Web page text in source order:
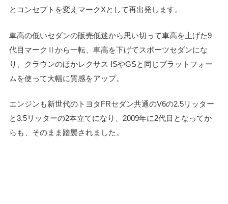
とコンセプトを変えマークXとして再出発します。
車高の低いセダンの販売低迷から思い切って車高を上げた9
代目マークⅡから一転、車高を下げてスポーツセダンにな
り、クラウンのほかレクサス ISやGSと同じプラットフォー
ムを使って大幅に質感をアップ。
エンジンも新世代のトヨタFRセダン共通のV6の2.5リッター
と3.5リッターの2本立てになり、2009年に2代目となってか
らも、そのまま踏襲されました。